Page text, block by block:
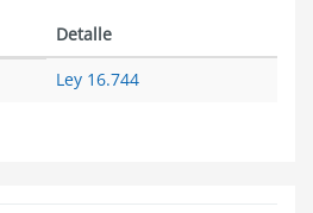
Detalle
Ley 16.744